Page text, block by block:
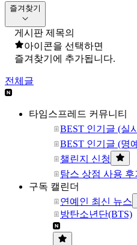
즐겨찾기
게시판 제목의
아이콘을 선택하면
즐겨찾기에 추가됩니다.
전체글
타임스프레드 커뮤니티
BEST 인기글 (실
BEST 인기글 (명
챌린지 신청
탐스 상점 사용 후
구독 캘린더
연예인 최신 뉴스
방탄소년단(BTS)